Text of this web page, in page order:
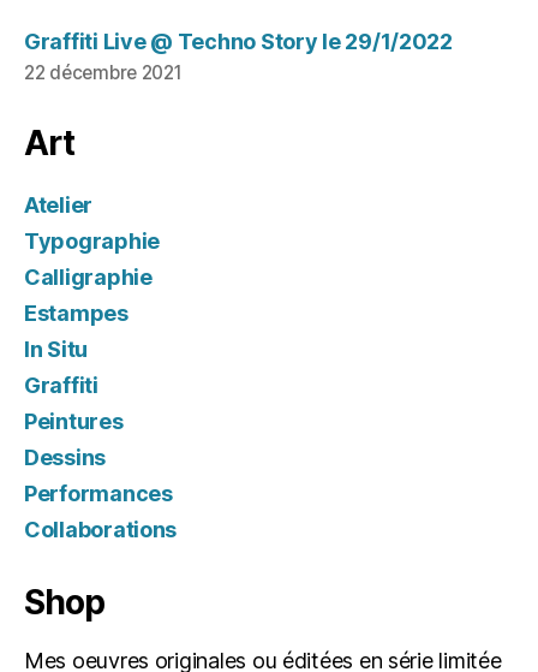
Graffiti Live @ Techno Story le 29/1/2022
22 décembre 2021
Art
Atelier
Typographie
Calligraphie
Estampes
In Situ
Graffiti
Peintures
Dessins
Performances
Collaborations
Shop
Mes oeuvres originales ou éditées en série limitée